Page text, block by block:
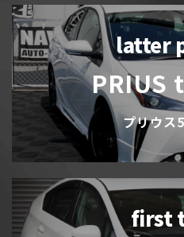
latter
PRIUS
プリウス
first